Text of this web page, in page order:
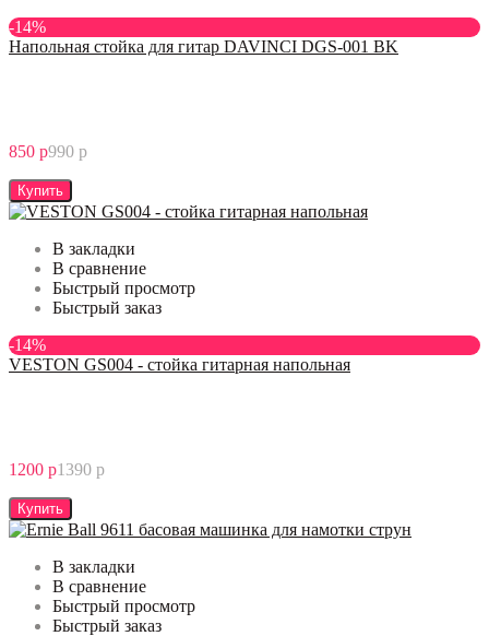
-14%
Напольная стойка для гитар DAVINCI DGS-001 BK
850 р990 р
Купить
В закладки
В сравнение
Быстрый просмотр
Быстрый заказ
-14%
VESTON GS004 - стойка гитарная напольная
1200 р1390 р
Купить
В закладки
В сравнение
Быстрый просмотр
Быстрый заказ